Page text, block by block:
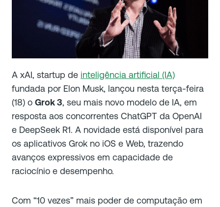
A xAI, startup de inteligência artificial (IA)
fundada por Elon Musk, lançou nesta terça-feira
(18) o Grok 3, seu mais novo modelo de IA, em
resposta aos concorrentes ChatGPT da OpenAI
e DeepSeek R1. A novidade está disponível para
os aplicativos Grok no iOS e Web, trazendo
avanços expressivos em capacidade de
raciocínio e desempenho.
Com “10 vezes” mais poder de computação em